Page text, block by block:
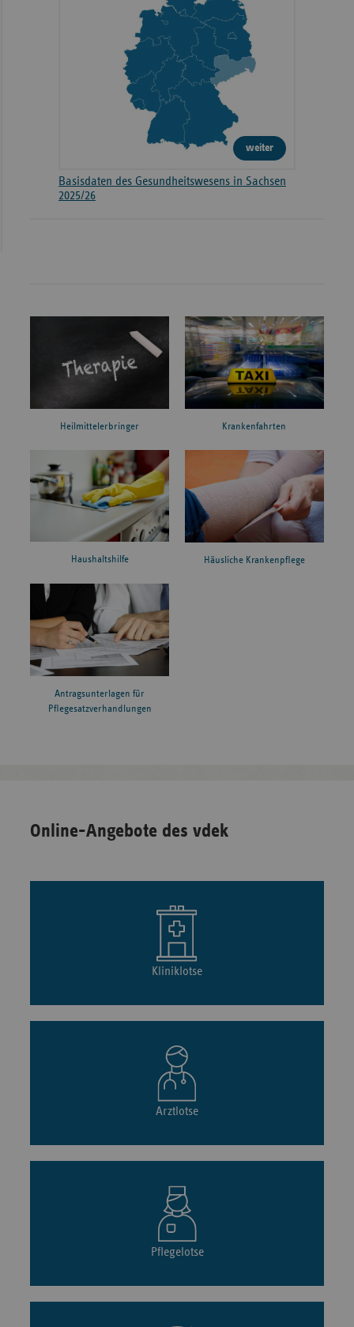
weiter
Basisdaten des Gesundheitswesens in Sachsen
2025/26
Heilmittelerbringer Krankenfahrten
Haushaltshilfe Häusliche Krankenpflege
Antragsunterlagen für
Pflegesatzverhandlungen
Online-Angebote des vdek
Kliniklotse
Arztlotse
Pflegelotse